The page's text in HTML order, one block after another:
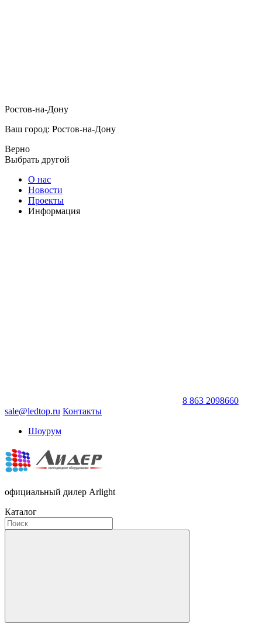
Ростов-на-Дону
Ваш город: Ростов-на-Дону
Верно
Выбрать другой
О нас
Новости
Проекты
Информация
8 863 2098660
sale@ledtop.ru Контакты
Шоурум
официальный дилер Arlight
Каталог